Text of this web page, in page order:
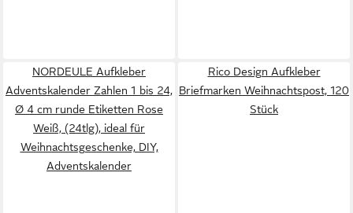
NORDEULE Aufkleber
Adventskalender Zahlen 1 bis 24,
Ø 4 cm runde Etiketten Rose
Weiß, (24tlg), ideal für
Weihnachtsgeschenke, DIY,
Adventskalender
Rico Design Aufkleber
Briefmarken Weihnachtspost, 120
Stück